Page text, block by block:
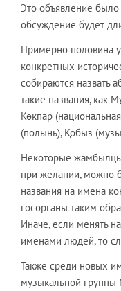
Это объявление
обсуждение будет
Примерно половина
конкретных
собираются назвать
такие названия, как
Көкпар
(полынь), Қобыз
Некоторые
при желании, можно
названия на имена
госорганы таким
Иначе, если менять
именами людей, то
Также среди новых
музыкальной группы